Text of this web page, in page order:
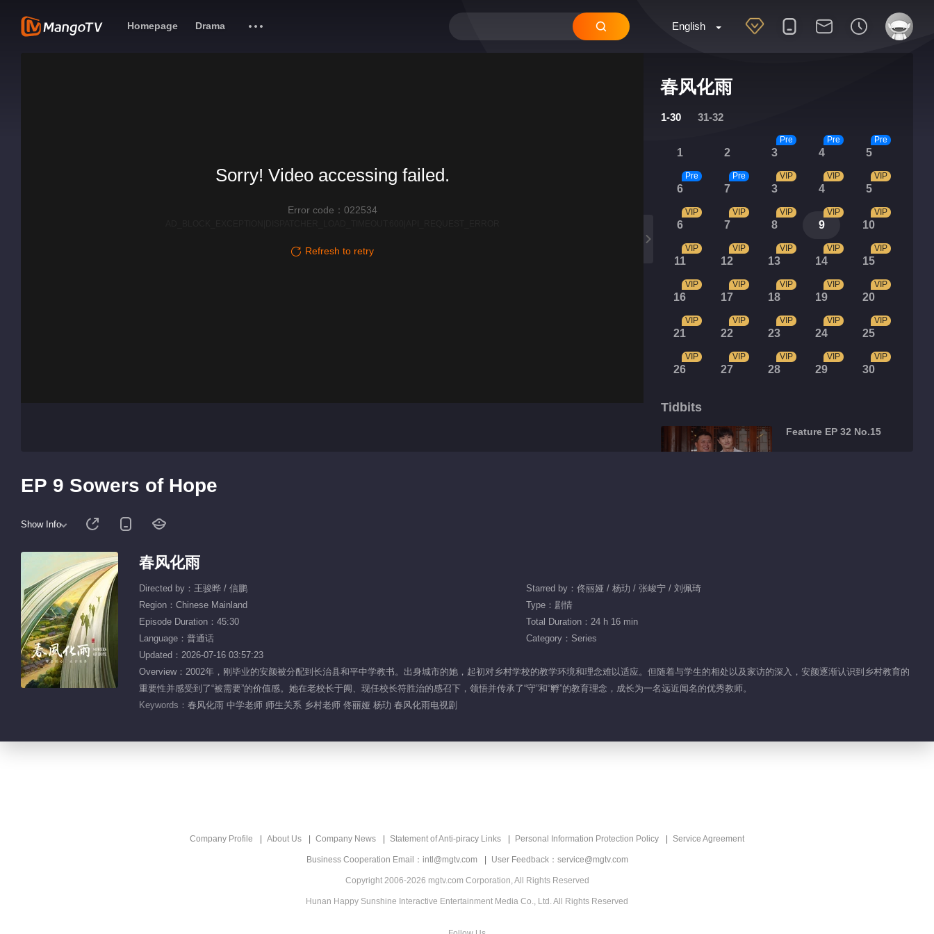
English
Homepage Drama
春风化雨
1-30 31-32
1 2 3
Pre
4
Pre
5
Pre
6
Pre
7
Pre
3
VIP
4
VIP
5
VIP
6
VIP
7
VIP
8
VIP
9
VIP
10
VIP
11
VIP
12
VIP
13
VIP
14
VIP
15
VIP
16
VIP
17
VIP
18
VIP
19
VIP
20
VIP
21
VIP
22
VIP
23
VIP
24
VIP
25
VIP
26
VIP
27
VIP
28
VIP
29
VIP
30
VIP
Tidbits
Feature EP 32 No.15
02:00
02:01
Sorry! Video accessing failed.
Error code：022534
Refresh to retry
EP 9 Sowers of Hope
Show Info
春风化雨
Directed by：王骏晔 / 信鹏
Starred by：佟丽娅 / 杨玏 / 张峻宁 / 刘佩琦
Region：Chinese Mainland
Type：剧情
Episode Duration：45:30
Total Duration：24 h 16 min
Language：普通话
Category：Series
Updated：2026-07-16 03:57:23
Overview：2002年，刚毕业的安颜被分配到长治县和平中学教书。出身城市的她，起初对乡村学校的教学环境和理念难以适应。但随着与学生的相处以及家访的深入，安颜逐渐认识到乡村教育的
重要性并感受到了“被需要”的价值感。她在老校长于阗、现任校长符胜治的感召下，领悟并传承了“守”和“孵”的教育理念，成长为一名远近闻名的优秀教师。
Keywords： 春风化雨 中学老师 师生关系 乡村老师 佟丽娅 杨玏 春风化雨电视剧
Company Profile About Us Company News Statement of Anti-piracy Links Personal Information Protection Policy Service Agreement
Business Cooperation Email：intl@mgtv.com User Feedback：service@mgtv.com
Copyright 2006-2026 mgtv.com Corporation, All Rights Reserved
Hunan Happy Sunshine Interactive Entertainment Media Co., Ltd. All Rights Reserved